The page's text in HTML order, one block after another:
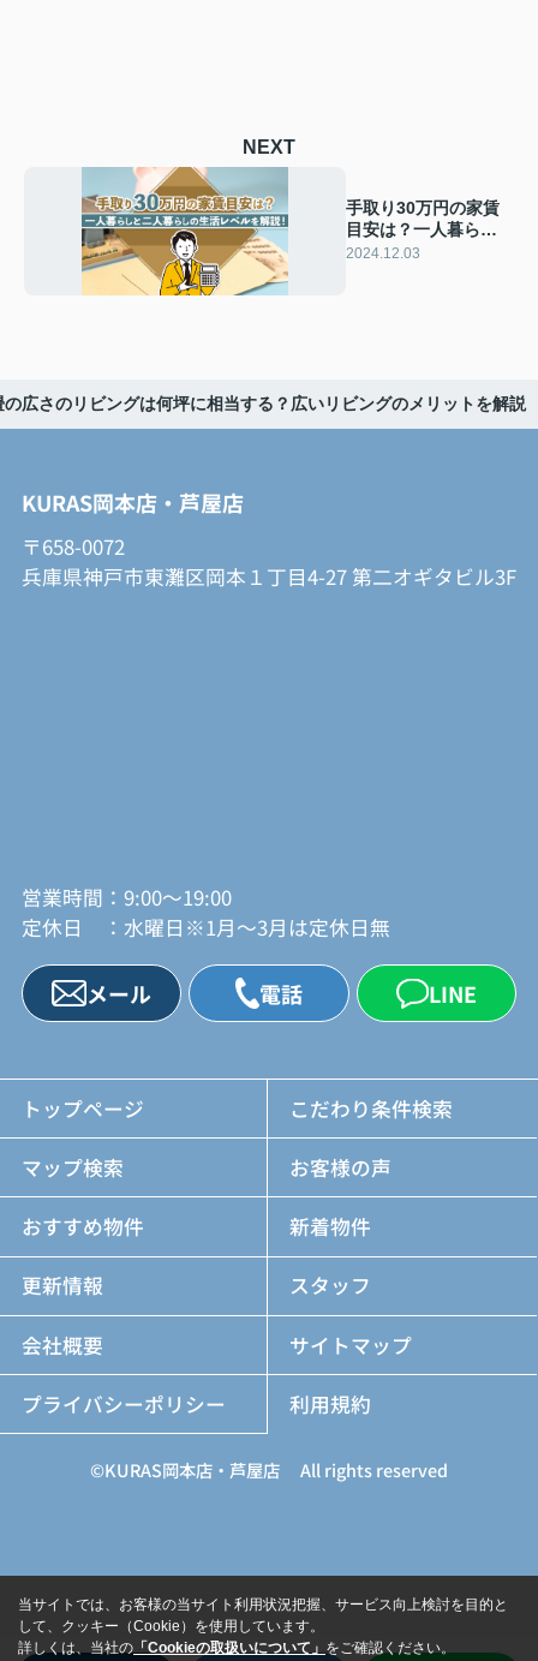
NEXT
手取り30万円の家賃
目安は？一人暮らし
と二人暮らしの生活
2024.12.03
の広さのリビングは何坪に相当する？広いリビングのメリットを解説
KURAS岡本店・芦屋店
〒658-0072
兵庫県神戸市東灘区岡本１丁目4-27 第二オギタビル3F
営業時間：9:00～19:00
定休日 ：水曜日※1月～3月は定休日無
メール 電話 LINE
トップページ こだわり条件検索
マップ検索 お客様の声
おすすめ物件 新着物件
更新情報 スタッフ
会社概要 サイトマップ
プライバシーポリシー 利用規約
©KURAS岡本店・芦屋店 All rights reserved
当サイトでは、お客様の当サイト利用状況把握、サービス向上検討を目的と
して、クッキー（Cookie）を使用しています。
詳しくは、当社の 「Cookieの取扱いについて」 をご確認ください。